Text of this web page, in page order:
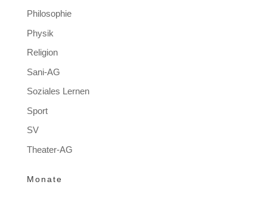
Philosophie
Physik
Religion
Sani-AG
Soziales Lernen
Sport
SV
Theater-AG
Monate